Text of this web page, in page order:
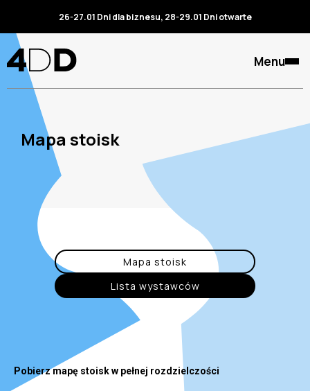
26-27.01 Dni dla biznesu, 28-29.01 Dni otwarte
Menu
Mapa stoisk
Mapa stoisk
Lista wystawców
Pobierz mapę stoisk w pełnej rozdzielczości